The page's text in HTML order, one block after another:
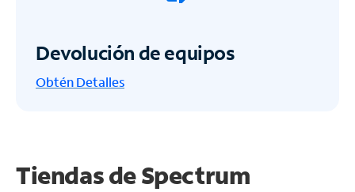
Devolución de equipos
ObténDetalles
Tiendas de Spectrum